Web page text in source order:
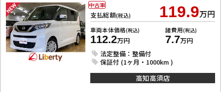
支払総額(税込) 119.9万円
車両本体価格(税込)
112.2万円
諸費用(税込)
7.7万円
法定整備：整備付
保証付 (1ヶ月・1000km )
中古車
高知高須店